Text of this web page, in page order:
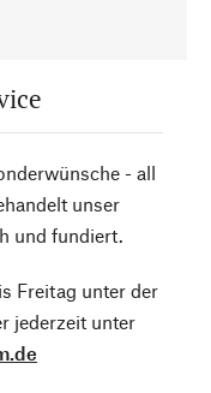
- all
unser
und fundiert.
Freitag unter der
jederzeit unter